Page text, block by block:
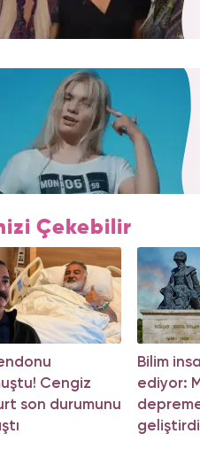
Çekebilir
Cengiz
son durumunu
Bilim
ediyor: